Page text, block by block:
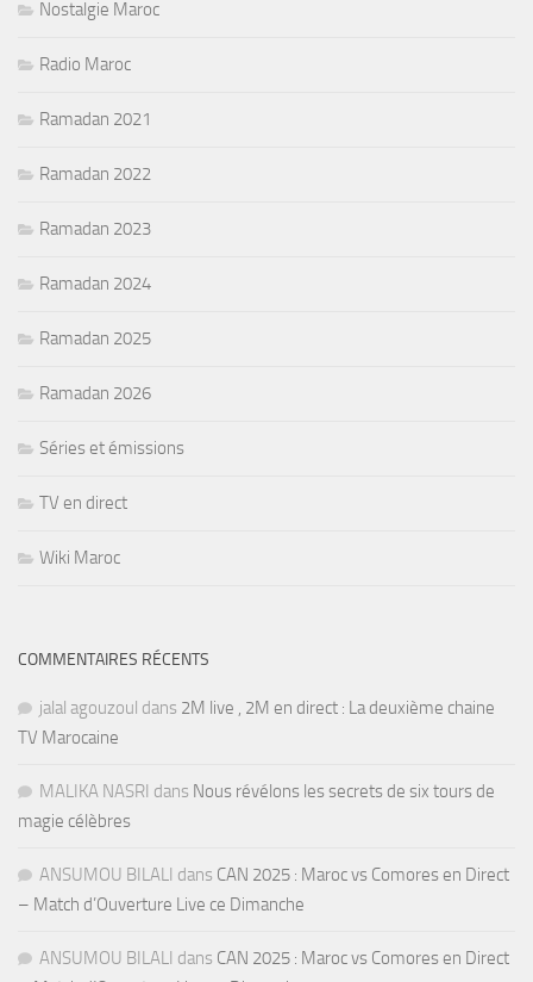
Nostalgie Maroc
Radio Maroc
Ramadan 2021
Ramadan 2022
Ramadan 2023
Ramadan 2024
Ramadan 2025
Ramadan 2026
Séries et émissions
TV en direct
Wiki Maroc
COMMENTAIRES RÉCENTS
jalal agouzoul dans 2M live , 2M en direct : La deuxième chaine
TV Marocaine
MALIKA NASRI dans Nous révélons les secrets de six tours de
magie célèbres
ANSUMOU BILALI dans CAN 2025 : Maroc vs Comores en Direct
– Match d’Ouverture Live ce Dimanche
ANSUMOU BILALI dans CAN 2025 : Maroc vs Comores en Direct